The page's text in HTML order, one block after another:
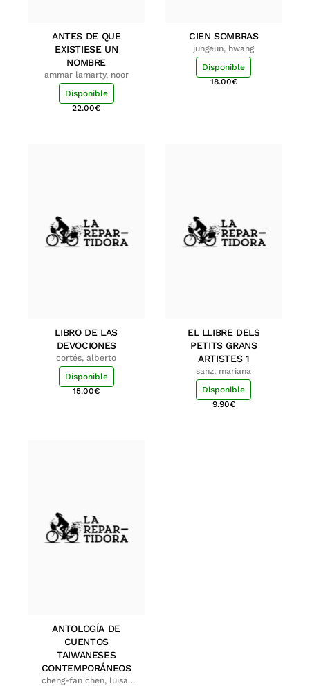
ANTES DE QUE
EXISTIESE UN
NOMBRE
ammar lamarty, noor
Disponible
22.00€
CIEN SOMBRAS
jungeun, hwang
Disponible
18.00€
LIBRO DE LAS
DEVOCIONES
cortés, alberto
Disponible
15.00€
EL LLIBRE DELS
PETITS GRANS
ARTISTES 1
sanz, mariana
Disponible
9.90€
ANTOLOGÍA DE
CUENTOS
TAIWANESES
CONTEMPORÁNEOS
cheng-fan chen, luisa;